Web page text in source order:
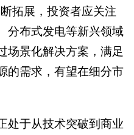
拓展，投资者应关注
分布式发电等新兴领域
场景化解决方案，满足
的需求，有望在细分市
处于从技术突破到商业